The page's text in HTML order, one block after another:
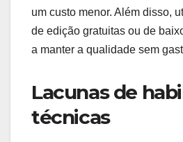
um custo menor. Além disso,
de edição gratuitas ou de
a manter a qualidade sem
Lacunas de
técnicas